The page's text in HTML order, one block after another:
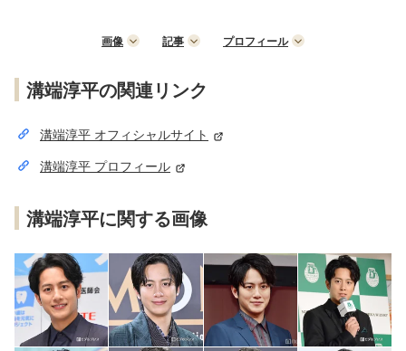
画像 記事 プロフィール
溝端淳平の関連リンク
溝端淳平 オフィシャルサイト
溝端淳平 プロフィール
溝端淳平に関する画像